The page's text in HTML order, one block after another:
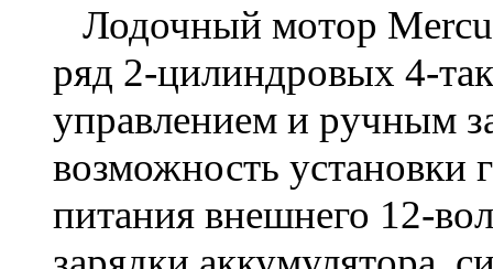
Лодочный мотор
ряд 2-цилиндровых 4-
управлением и ручным
возможность установки
питания внешнего 12-